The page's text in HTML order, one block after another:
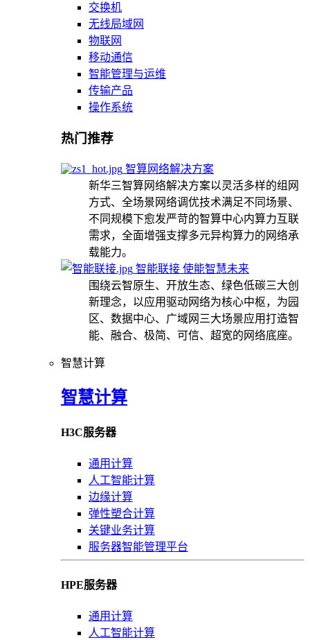
交换机
无线局域网
物联网
移动通信
智能管理与运维
传输产品
操作系统
热门推荐
智算网络解决方案
新华三智算网络解决方案以灵活多样的组网
方式、全场景网络调优技术满足不同场景、
不同规模下愈发严苛的智算中心内算力互联
需求，全面增强支撑多元异构算力的网络承
载能力。
智能联接 使能智慧未来
围绕云智原生、开放生态、绿色低碳三大创
新理念，以应用驱动网络为核心中枢，为园
区、数据中心、广域网三大场景应用打造智
能、融合、极简、可信、超宽的网络底座。
智慧计算
智慧计算
H3C服务器
通用计算
人工智能计算
边缘计算
弹性塑合计算
关键业务计算
服务器智能管理平台
HPE服务器
通用计算
人工智能计算